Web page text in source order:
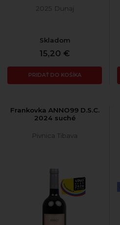
2025 Dunaj
Skladom
15,20 €
PRIDAŤ DO KOŠÍKA
Frankovka ANNO99 D.S.C.
2024 suché
Pivnica Tibava